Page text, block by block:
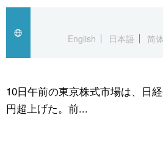
スポーツ・東京2020English
日本語 简
10日午前の東京株式市場は、日
円超上げた。前...